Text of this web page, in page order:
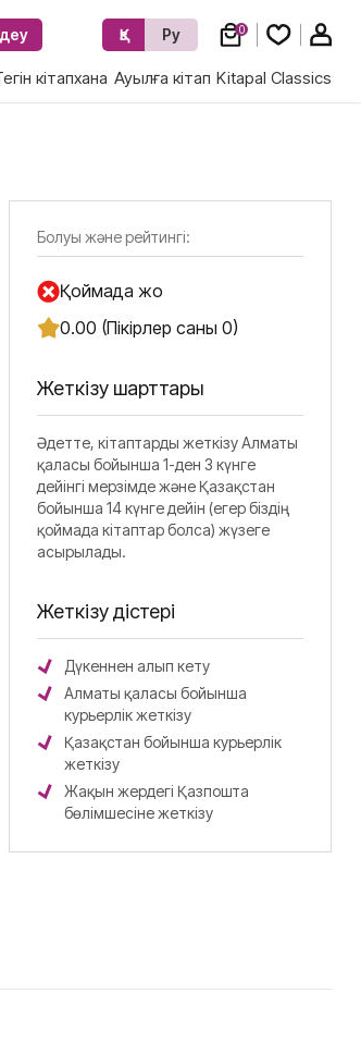
Қз Ру 0
кітапхана Ауылға кітап Kitapal Classics
Болуы және рейтингі:
Қоймада жоқ
0.00 (Пікірлер саны 0)
Жеткізу шарттары
Әдетте, кітаптарды жеткізу Алматы
қаласы бойынша 1-ден 3 күнге
дейінгі мерзімде және Қазақстан
бойынша 14 күнге дейін (егер біздің
қоймада кітаптар болса) жүзеге
асырылады.
Жеткізу әдістері
Дүкеннен алып кету
Алматы қаласы бойынша
курьерлік жеткізу
Қазақстан бойынша курьерлік
жеткізу
Жақын жердегі Қазпошта
бөлімшесіне жеткізу